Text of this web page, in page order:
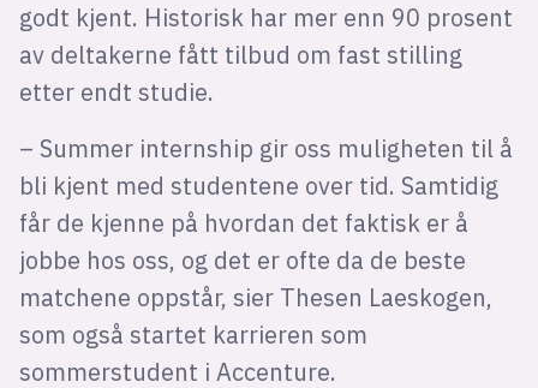
godt kjent. Historisk har mer enn 90 prosent
av deltakerne fått tilbud om fast stilling
etter endt studie.
– Summer internship gir oss muligheten til å
bli kjent med studentene over tid. Samtidig
får de kjenne på hvordan det faktisk er å
jobbe hos oss, og det er ofte da de beste
matchene oppstår, sier Thesen Laeskogen,
som også startet karrieren som
sommerstudent i Accenture.